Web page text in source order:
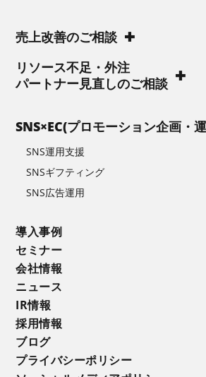
売上改善のご相談
リソース不足・外注
パートナー見直しのご相談
SNS×EC(プロモーション企画・
SNS運用支援
SNSギフティング
SNS広告運用
導入事例
セミナー
会社情報
ニュース
IR情報
採用情報
ブログ
プライバシーポリシー